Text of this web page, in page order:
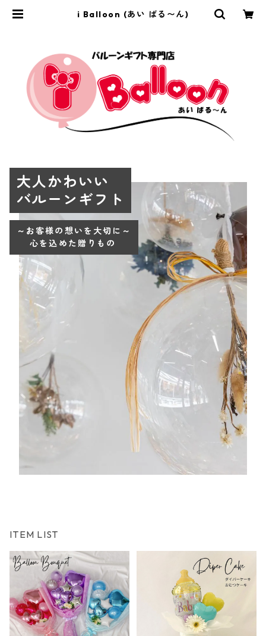
i Balloon (あい ばる〜ん)
大人かわいい
バルーンギフト
～お客様の想いを大切に～
心を込めた贈りもの
ITEM LIST